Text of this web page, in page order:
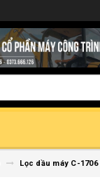
Lọc dầu máy C-1706